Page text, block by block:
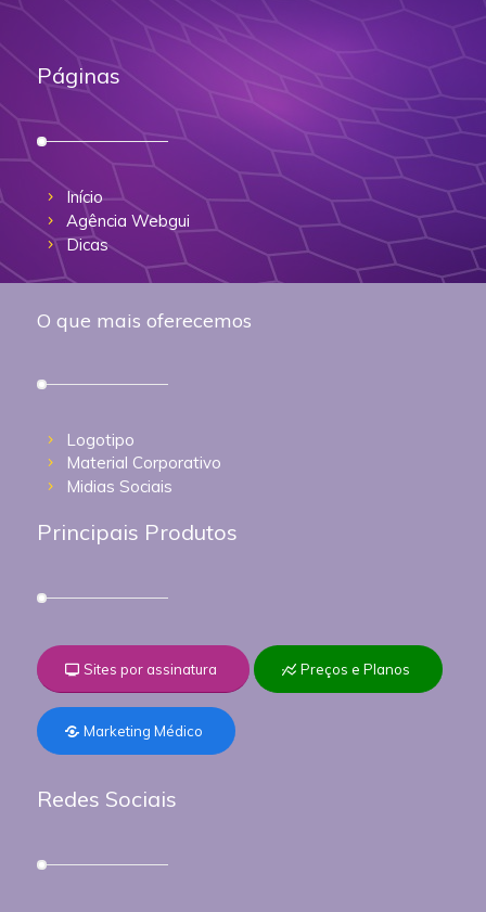
Páginas
Início
Agência Webgui
Dicas
O que mais oferecemos
Logotipo
Material Corporativo
Midias Sociais
Principais Produtos
Sites por assinatura Preços e Planos
Marketing Médico
Redes Sociais